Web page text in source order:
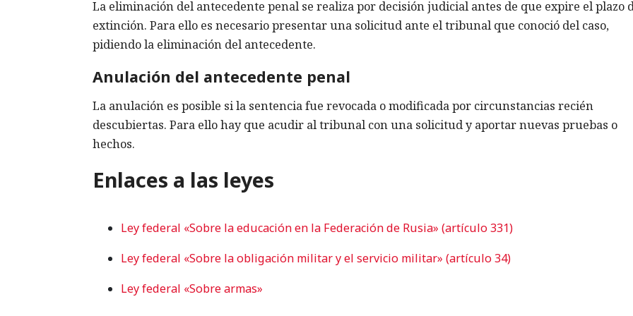
La eliminación del antecedente penal se realiza por decisión judicial antes de que expire el plazo
extinción. Para ello es necesario presentar una solicitud ante el tribunal que conoció del caso,
pidiendo la eliminación del antecedente.
Anulación del antecedente penal
La anulación es posible si la sentencia fue revocada o modificada por circunstancias recién
descubiertas. Para ello hay que acudir al tribunal con una solicitud y aportar nuevas pruebas o
hechos.
Enlaces a las leyes
Ley federal «Sobre la educación en la Federación de Rusia» (artículo 331)
Ley federal «Sobre la obligación militar y el servicio militar» (artículo 34)
Ley federal «Sobre armas»